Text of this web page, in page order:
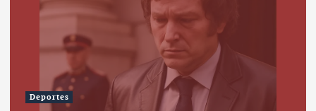
Deportes